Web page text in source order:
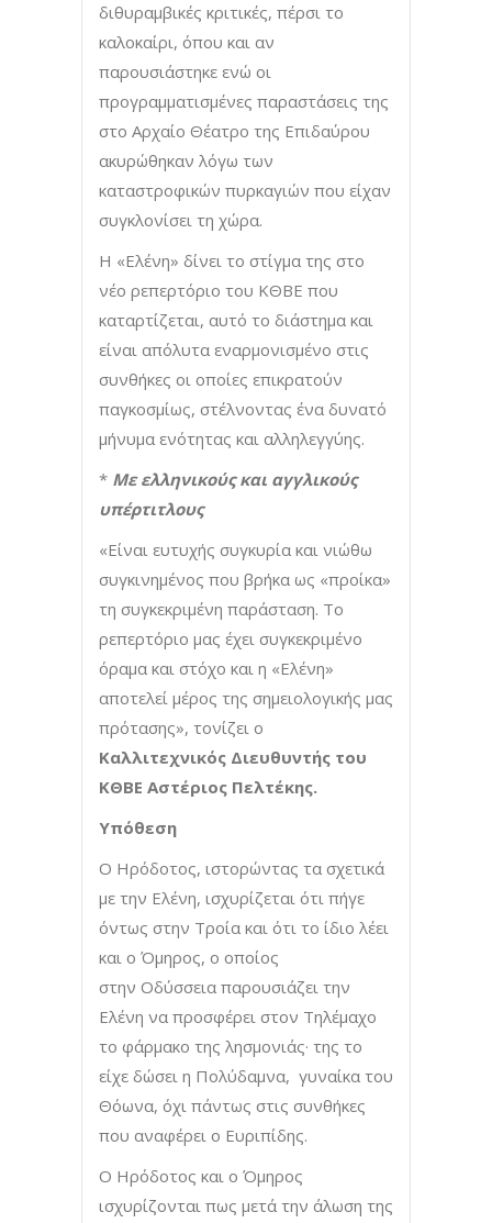
διθυραμβικές κριτικές, πέρσι το
καλοκαίρι, όπου και αν
παρουσιάστηκε ενώ οι
προγραμματισμένες παραστάσεις της
στο Αρχαίο Θέατρο της Επιδαύρου
ακυρώθηκαν λόγω των
καταστροφικών πυρκαγιών που είχαν
συγκλονίσει τη χώρα.
Η «Ελένη» δίνει το στίγμα της στο
νέο ρεπερτόριο του ΚΘΒΕ που
καταρτίζεται, αυτό το διάστημα και
είναι απόλυτα εναρμονισμένο στις
συνθήκες οι οποίες επικρατούν
παγκοσμίως, στέλνοντας ένα δυνατό
μήνυμα ενότητας και αλληλεγγύης.
* Με ελληνικούς και αγγλικούς
υπέρτιτλους
«Είναι ευτυχής συγκυρία και νιώθω
συγκινημένος που βρήκα ως «προίκα»
τη συγκεκριμένη παράσταση. Το
ρεπερτόριο μας έχει συγκεκριμένο
όραμα και στόχο και η «Ελένη»
αποτελεί μέρος της σημειολογικής μας
πρότασης», τονίζει ο
Καλλιτεχνικός Διευθυντής του
ΚΘΒΕ Αστέριος Πελτέκης.
Υπόθεση
Ο Ηρόδοτος, ιστορώντας τα σχετικά
με την Ελένη, ισχυρίζεται ότι πήγε
όντως στην Τροία και ότι το ίδιο λέει
και ο Όμηρος, ο οποίος
στην Οδύσσεια παρουσιάζει την
Ελένη να προσφέρει στον Τηλέμαχο
το φάρμακο της λησμονιάς· της το
είχε δώσει η Πολύδαμνα, γυναίκα του
Θόωνα, όχι πάντως στις συνθήκες
που αναφέρει ο Ευριπίδης.
Ο Ηρόδοτος και ο Όμηρος
ισχυρίζονται πως μετά την άλωση της